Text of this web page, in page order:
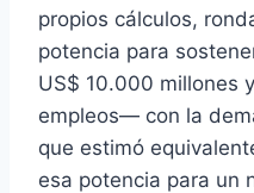
propios cálculos,
potencia para
US$ 10.000 millones
empleos— con la
que estimó
esa potencia para un